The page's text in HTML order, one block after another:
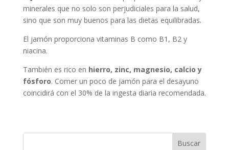
minerales que no solo son perjudiciales para la salud,
sino que son muy buenos para las dietas equilibradas.
El jamón proporciona vitaminas B como B1, B2 y
niacina.
También es rico en hierro, zinc, magnesio, calcio y
fósforo. Comer un poco de jamón para el desayuno
coincidirá con el 30% de la ingesta diaria recomendada.